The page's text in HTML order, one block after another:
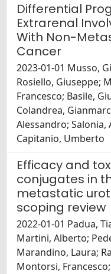
Differential
Extrarenal
With Non-
Cancer
2023-01-01 Musso,
Rosiello, Giuseppe;
Francesco; Basile,
Colandrea,
Alessandro;
Capitanio, Umberto
Efficacy and
conjugates in
metastatic
scoping review
2022-01-01 Padua,
Martini, Alberto;
Marandino, Laura;
Montorsi,